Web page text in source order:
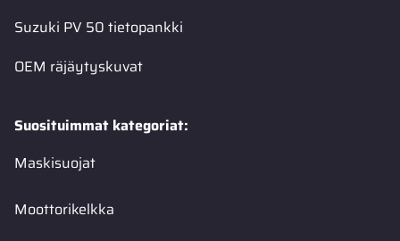
Suzuki PV 50 tietopankki
OEM räjäytyskuvat
Suosituimmat kategoriat:
Maskisuojat
Moottorikelkka